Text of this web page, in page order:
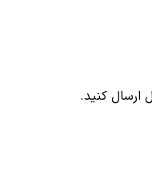
ارسال کنید.